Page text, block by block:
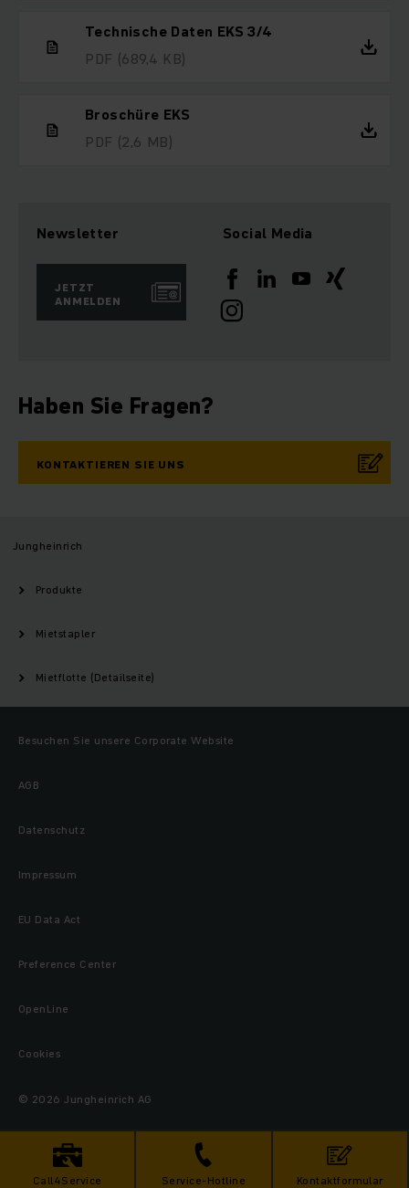
Call4Service Service-Hotline Kontaktformular
Technische Daten EKS 3/4
PDF (689,4 KB)
Broschüre EKS
PDF (2,6 MB)
Newsletter
JETZT
ANMELDEN
Social Media
Haben Sie Fragen?
KONTAKTIEREN SIE UNS
Jungheinrich
Produkte
Mietstapler
Mietflotte (Detailseite)
Besuchen Sie unsere Corporate Website
AGB
Datenschutz
Impressum
EU Data Act
Preference Center
OpenLine
Cookies
© 2026 Jungheinrich AG